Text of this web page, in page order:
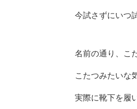
今試さずにいつ
名前の通り、こ
こたつみたいな
実際に靴下を履